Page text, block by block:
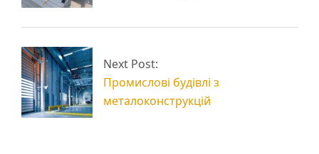
Next Post:
Промислові будівлі з
металоконструкцій